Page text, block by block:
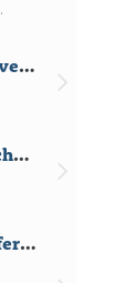
Kleintierpraxis Dr. med. vet. K. Bürger Tierärztin
Dr. med. vet. Christian Schäfer Fachtierarzt für Pferde, Orthopädie beim Pferd
Tierärztliche Klinik für Pferde Dr. med. vet. Dirk Fister